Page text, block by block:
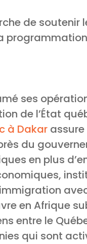
de soutenir
ses
de l’État
à Dakar
du
en plus
en Afrique
entre le
qui sont